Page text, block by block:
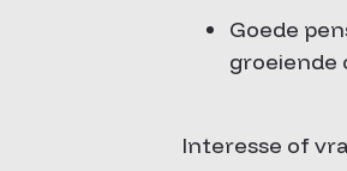
Goede
groeiende
Interesse of